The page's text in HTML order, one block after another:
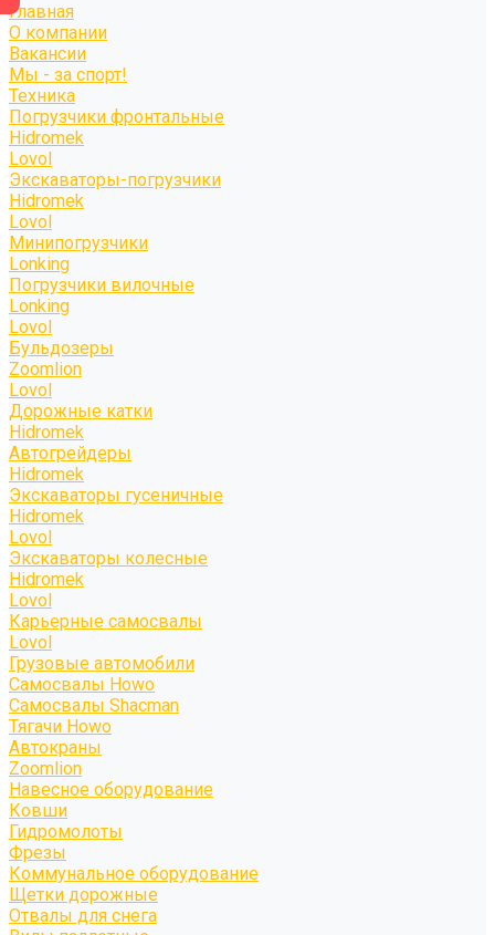
Главная
О компании
Вакансии
Мы - за спорт!
Техника
Погрузчики фронтальные
Hidromek
Lovol
Экскаваторы-погрузчики
Hidromek
Lovol
Минипогрузчики
Lonking
Погрузчики вилочные
Lonking
Lovol
Бульдозеры
Zoomlion
Lovol
Дорожные катки
Hidromek
Автогрейдеры
Hidromek
Экскаваторы гусеничные
Hidromek
Lovol
Экскаваторы колесные
Hidromek
Lovol
Карьерные самосвалы
Lovol
Грузовые автомобили
Самосвалы Howo
Самосвалы Shacman
Тягачи Howo
Автокраны
Zoomlion
Навесное оборудование
Ковши
Гидромолоты
Фрезы
Коммунальное оборудование
Щетки дорожные
Отвалы для снега